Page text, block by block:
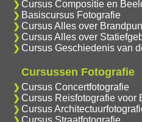
Cursus Compositie en
Basiscursus Fotografie
Cursus Alles over
Cursus Alles over
Cursus Geschiedenis van
Cursussen Fotografie
Cursus Concertfotografie
Cursus Reisfotografie voor
Cursus
Cursus Straatfotografie